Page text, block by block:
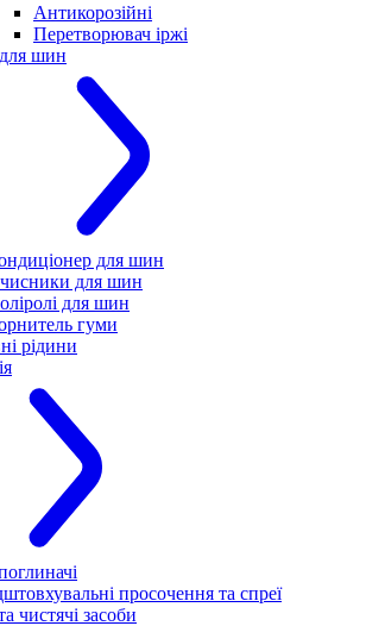
Антикорозійні
Перетворювач іржі
шин
для шин
для шин
для шин
гуми
рідини
просочення та спреї
чистячі засоби